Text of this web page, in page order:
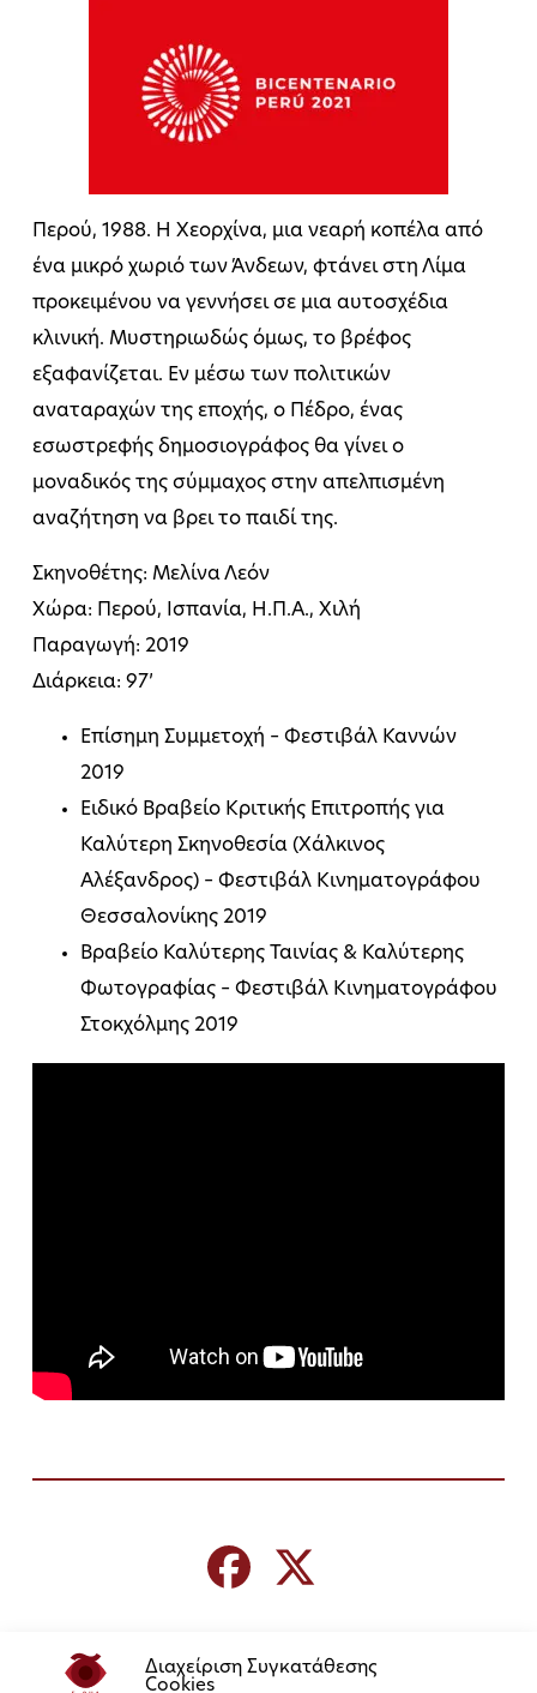
Διαχείριση Συγκατάθεσης
Cookies
Περού, 1988. Η Χεορχίνα, μια νεαρή κοπέλα από
ένα μικρό χωριό των Άνδεων, φτάνει στη Λίμα
προκειμένου να γεννήσει σε μια αυτοσχέδια
κλινική. Μυστηριωδώς όμως, το βρέφος
εξαφανίζεται. Εν μέσω των πολιτικών
αναταραχών της εποχής, ο Πέδρο, ένας
εσωστρεφής δημοσιογράφος θα γίνει ο
μοναδικός της σύμμαχος στην απελπισμένη
αναζήτηση να βρει το παιδί της.
Σκηνοθέτης: Μελίνα Λεόν
Χώρα: Περού, Ισπανία, Η.Π.Α., Χιλή
Παραγωγή: 2019
Διάρκεια: 97’
Επίσημη Συμμετοχή – Φεστιβάλ Καννών
2019
Ειδικό Βραβείο Κριτικής Επιτροπής για
Καλύτερη Σκηνοθεσία (Χάλκινος
Αλέξανδρος) – Φεστιβάλ Κινηματογράφου
Θεσσαλονίκης 2019
Βραβείο Καλύτερης Ταινίας & Καλύτερης
Φωτογραφίας – Φεστιβάλ Κινηματογράφου
Στοκχόλμης 2019